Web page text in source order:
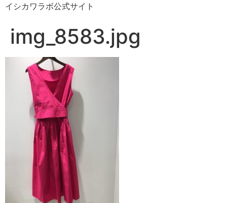
イシカワラボ公式サイト
img_8583.jpg